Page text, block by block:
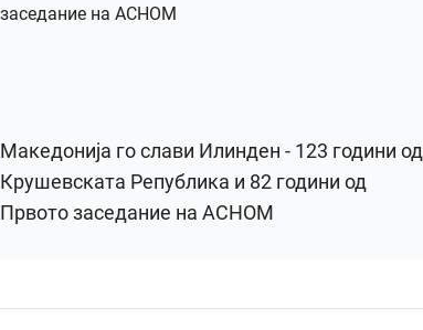
Македонија го слави Илинден - 123 години од
Крушевската Република и 82 години од
Првото заседание на АСНОМ